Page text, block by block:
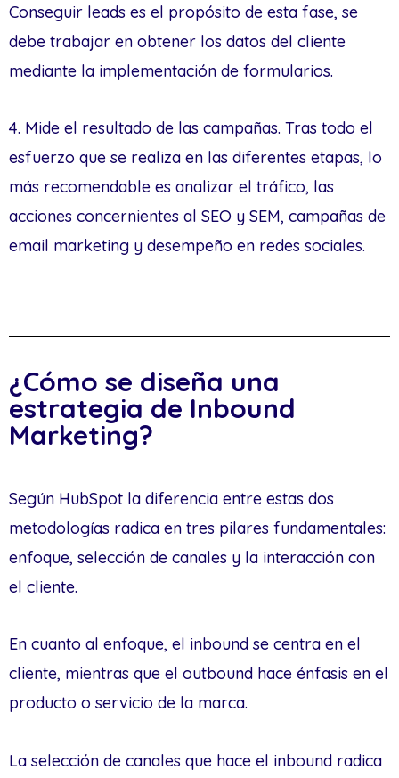
Conseguir leads es el propósito de esta fase, se
debe trabajar en obtener los datos del cliente
mediante la implementación de formularios.
4. Mide el resultado de las campañas. Tras todo el
esfuerzo que se realiza en las diferentes etapas, lo
más recomendable es analizar el tráfico, las
acciones concernientes al SEO y SEM, campañas de
email marketing y desempeño en redes sociales.
¿Cómo se diseña una
estrategia de Inbound
Marketing?
Según HubSpot la diferencia entre estas dos
metodologías radica en tres pilares fundamentales:
enfoque, selección de canales y la interacción con
el cliente.
En cuanto al enfoque, el inbound se centra en el
cliente, mientras que el outbound hace énfasis en el
producto o servicio de la marca.
La selección de canales que hace el inbound radica